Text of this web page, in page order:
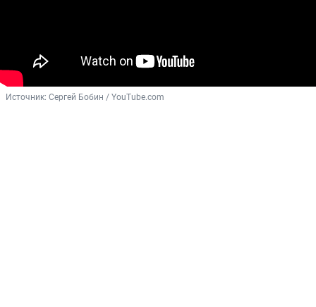
Источник: Сергей Бобин / YouТube.com